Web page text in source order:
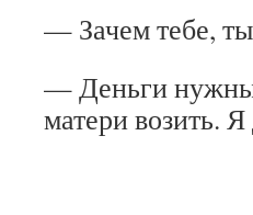
— Зачем тебе,
— Деньги
матери возить.